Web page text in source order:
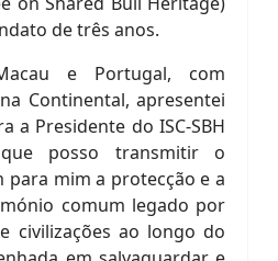
de três anos.
e Portugal, com
Continental, apresentei
a Presidente do ISC-SBH
posso transmitir o
para mim a protecção e a
comum legado por
civilizações ao longo do